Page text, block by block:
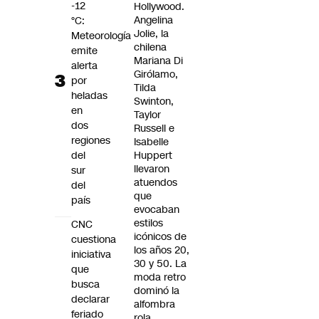
Hollywood.
Angelina
Jolie, la
chilena
Mariana Di
Girólamo,
Tilda
Swinton,
Taylor
Russell e
Isabelle
Huppert
llevaron
atuendos
que
evocaban
estilos
icónicos de
los años 20,
30 y 50. La
moda retro
dominó la
alfombra
-12
°C:
Meteorología
emite
alerta
por
heladas
en
dos
regiones
del
sur
del
país
CNC
cuestiona
iniciativa
que
busca
declarar
feriado